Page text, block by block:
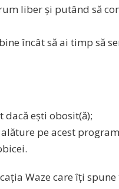
liber și putând să
încât să ai timp să
ești obosit(ă);
pe acest
Waze care îți